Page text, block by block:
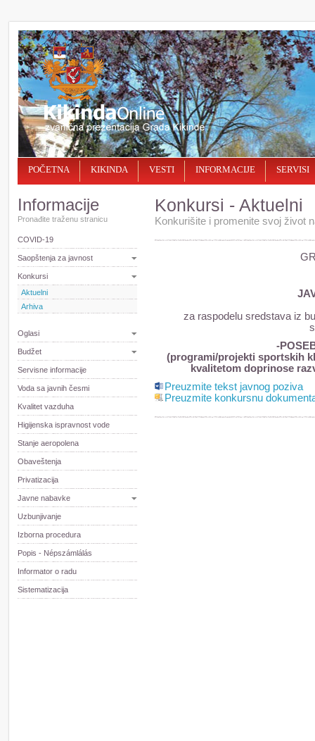
POČETNA KIKINDA VESTI INFORMACIJE SERVISI
Informacije
Pronađite traženu stranicu
COVID-19
Saopštenja za javnost
Konkursi
Aktuelni
Arhiva
Oglasi
Budžet
Servisne informacije
Voda sa javnih česmi
Kvalitet vazduha
Higijenska ispravnost vode
Stanje aeropolena
Obaveštenja
Privatizacija
Javne nabavke
Uzbunjivanje
Izborna procedura
Popis - Népszámlálás
Informator o radu
Sistematizacija
Konkursi - Aktuelni
Konkurišite i promenite svoj život
za raspodelu sredstava iz
-
(programi/projekti sportskih
kvalitetom doprinose
Preuzmite tekst javnog poziva
Preuzmite konkursnu